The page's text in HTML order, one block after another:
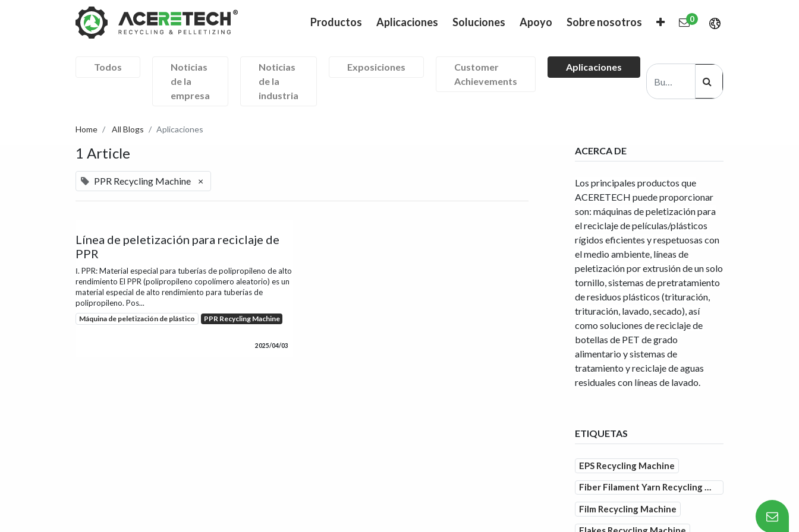
Productos Aplicaciones Soluciones Apoyo Sobre nosotros 0
Todos
Noticias
de la
empresa
Noticias
de la
industria
Exposiciones
Customer
Achievements
Aplicaciones
Home All Blogs Aplicaciones
1 Article
PPR Recycling Machine ×
Línea de peletización para reciclaje de
PPR
Ⅰ. PPR: Material especial para tuberías de polipropileno de alto
rendimiento El PPR (polipropileno copolímero aleatorio) es un
material especial de alto rendimiento para tuberías de
polipropileno. Pos...
Máquina de peletización de plástico PPR Recycling Machine
2025/04/03
ACERCA DE
Los principales productos que
ACERETECH puede proporcionar
son: máquinas de peletización para
el reciclaje de películas/plásticos
rígidos eficientes y respetuosas con
el medio ambiente, líneas de
peletización por extrusión de un solo
tornillo, sistemas de pretratamiento
de residuos plásticos (trituración,
trituración, lavado, secado), así
como soluciones de reciclaje de
botellas de PET de grado
alimentario y sistemas de
tratamiento y reciclaje de aguas
residuales con líneas de lavado.
ETIQUETAS
EPS Recycling Machine
Fiber Filament Yarn Recycling Machine
Film Recycling Machine